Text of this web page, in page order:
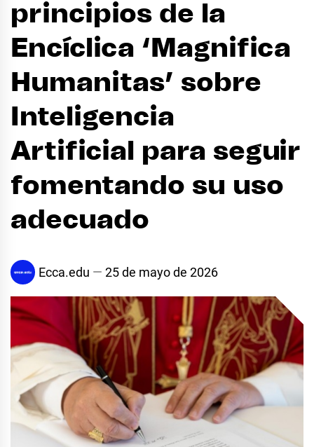
principios de la
Encíclica ‘Magnifica
Humanitas’ sobre
Inteligencia
Artificial para seguir
fomentando su uso
adecuado
Ecca.edu 25 de mayo de 2026